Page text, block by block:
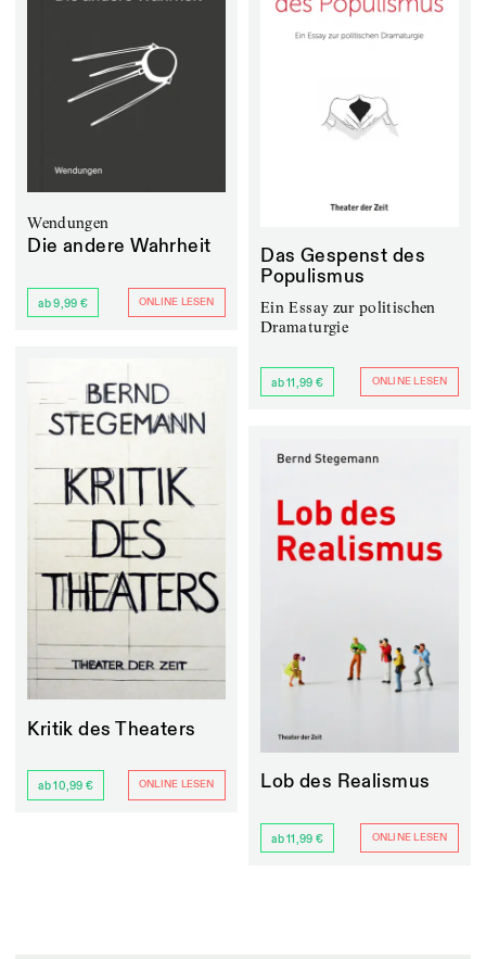
Wendungen
Die andere Wahrheit
ab 9,99 € ONLINE LESEN
Das Gespenst des
Populismus
Ein Essay zur politischen
Dramaturgie
ab 11,99 € ONLINE LESEN
Kritik des Theaters
ab 10,99 € ONLINE LESEN Lob des Realismus
ab 11,99 € ONLINE LESEN